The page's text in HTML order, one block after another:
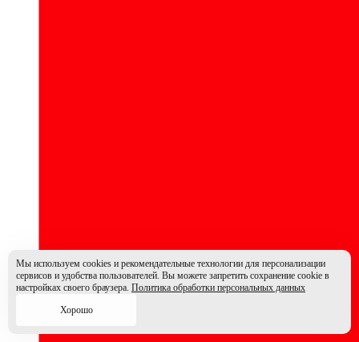
Мы используем cookies и рекомендательные технологии для персонализации
сервисов и удобства пользователей. Вы можете запретить сохранение cookie в
настройках своего браузера. Политика обработки персональных данных
Хорошо